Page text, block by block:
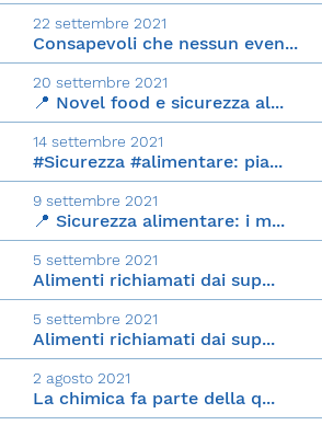
22 settembre 2021
Consapevoli che nessun even...
20 settembre 2021
📍 Novel food e sicurezza al...
14 settembre 2021
#Sicurezza #alimentare: pia...
9 settembre 2021
📍 Sicurezza alimentare: i m...
5 settembre 2021
Alimenti richiamati dai sup...
5 settembre 2021
Alimenti richiamati dai sup...
2 agosto 2021
La chimica fa parte della q...